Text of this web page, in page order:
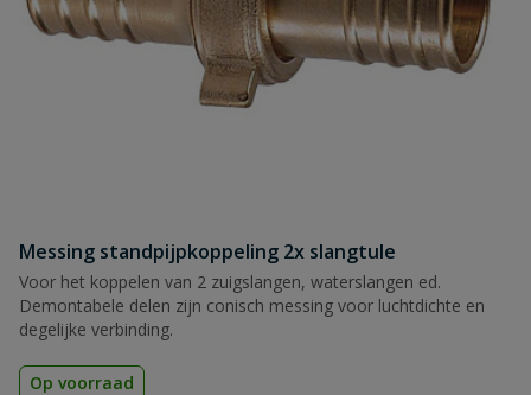
Messing standpijpkoppeling 2x slangtule
Voor het koppelen van 2 zuigslangen, waterslangen ed.
Demontabele delen zijn conisch messing voor luchtdichte en
degelijke verbinding.
Op voorraad